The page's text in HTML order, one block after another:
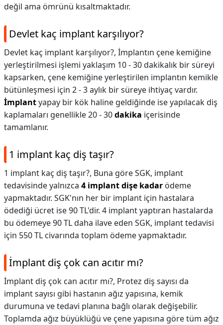
değil ama ömrünü kısaltmaktadır.
Devlet kaç implant karşılıyor?
Devlet kaç implant karşılıyor?, İmplantın çene kemiğine
yerleştirilmesi işlemi yaklaşım 10 - 30 dakikalık bir süreyi
kapsarken, çene kemiğine yerleştirilen implantın kemikle
bütünleşmesi için 2 - 3 aylık bir süreye ihtiyaç vardır.
İmplantyapay bir kök haline geldiğinde ise yapılacak diş
kaplamaları genellikle 20 - 30dakika içerisinde
tamamlanır.
1 implant kaç diş taşır?
1 implant kaç diş taşır?, Buna göre SGK, implant
tedavisinde yalnızca 4 implant dişe kadar ödeme
yapmaktadır. SGK'nın her bir implant için hastalara
ödediği ücret ise 90 TL'dir. 4 implant yaptıran hastalarda
bu ödemeye 90 TL daha ilave eden SGK, implant tedavisi
için 550 TL civarında toplam ödeme yapmaktadır.
İmplant diş çok can acıtır mı?
İmplant diş çok can acıtır mı?, Protez diş sayısı da
implant sayısı gibi hastanın ağız yapısına, kemik
durumuna ve tedavi planına bağlı olarak değişebilir.
Toplamda ağız büyüklüğü ve çene yapısına göre tüm ağız